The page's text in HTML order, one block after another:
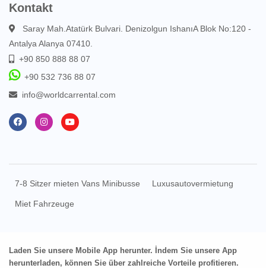
Kontakt
Saray Mah.Atatürk Bulvari. Denizolgun IshanıA Blok No:120 -
Antalya Alanya 07410.
+90 850 888 88 07
+90 532 736 88 07
info@worldcarrental.com
7-8 Sitzer mieten Vans Minibusse Luxusautovermietung
Miet Fahrzeuge
Laden Sie unsere Mobile App herunter. İndem Sie unsere App
herunterladen, können Sie über zahlreiche Vorteile profitieren.